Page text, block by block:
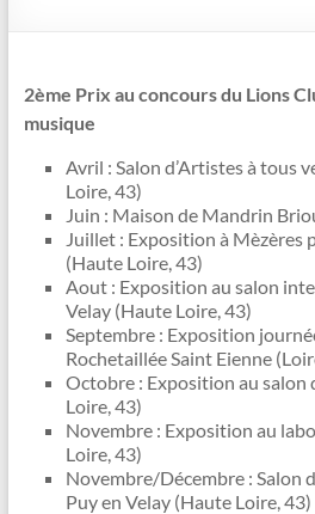
2ème Prix au concours du Lions
musique
Avril : Salon d’Artistes à tous
Loire, 43)
Juin : Maison de Mandrin
Juillet : Exposition à Mèzères
(Haute Loire, 43)
Aout : Exposition au salon
Velay (Haute Loire, 43)
Septembre : Exposition
Rochetaillée Saint Eienne
Octobre : Exposition au salon
Loire, 43)
Novembre : Exposition au
Loire, 43)
Novembre/Décembre : Salon
Puy en Velay (Haute Loire, 43)